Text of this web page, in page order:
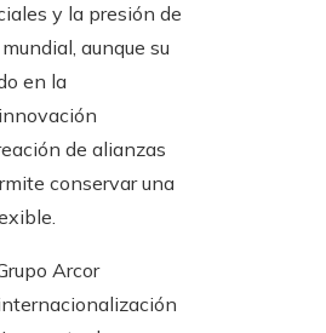
y la presión de
aunque su
en la
de alianzas
conservar una
Arcor